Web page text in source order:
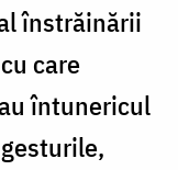
înstrăinării
care
întunericul